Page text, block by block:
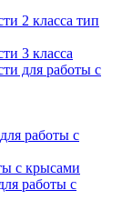
2 класса тип
3 класса
для работы с
работы с
с крысами
работы с